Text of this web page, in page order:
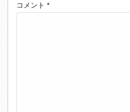
コメント *